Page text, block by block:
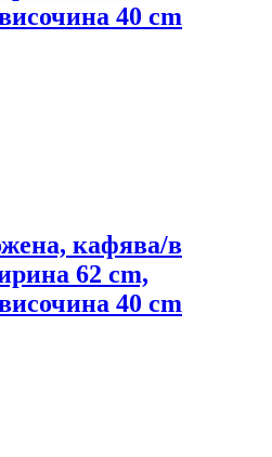
40 cm
кафява/в
62 cm,
40 cm